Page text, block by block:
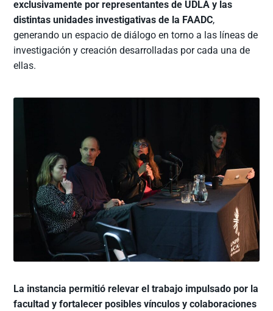
exclusivamente por representantes de UDLA y las
distintas unidades investigativas de la FAADC,
generando un espacio de diálogo en torno a las líneas de
investigación y creación desarrolladas por cada una de
ellas.
La instancia permitió relevar el trabajo impulsado por la
facultad y fortalecer posibles vínculos y colaboraciones